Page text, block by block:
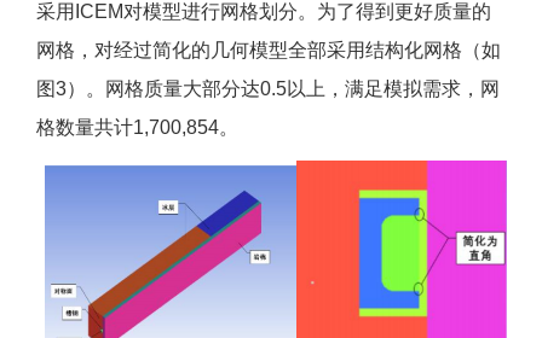
采用ICEM对模型进行网格划分。为了得到更好质量的
网格，对经过简化的几何模型全部采用结构化网格（如
图3）。网格质量大部分达0.5以上，满足模拟需求，网
格数量共计1,700,854。